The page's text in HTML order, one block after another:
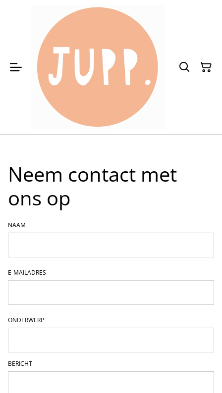
Neem contact met
ons op
NAAM
E-MAILADRES
ONDERWERP
BERICHT